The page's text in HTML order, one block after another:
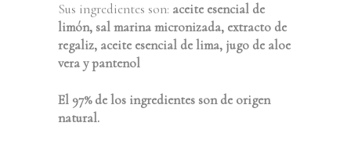
Sus ingredientes son: aceite esencial de
limón, sal marina micronizada, extracto de
regaliz, aceite esencial de lima, jugo de aloe
vera y pantenol
El 97% de los ingredientes son de origen
natural.